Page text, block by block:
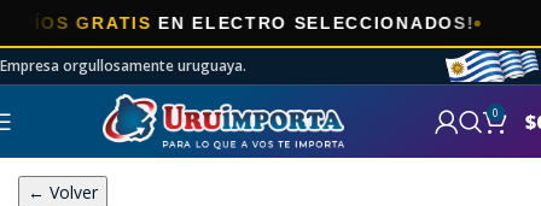
GRATISEN ELECTRO SELECCIONADOS!
Empresa orgullosamente uruguaya.
0 $
← Volver